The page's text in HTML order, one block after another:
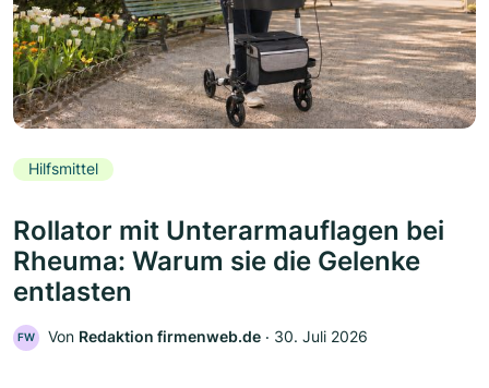
Hilfsmittel
Rollator mit Unterarmauflagen bei
Rheuma: Warum sie die Gelenke
entlasten
FW Von Redaktion firmenweb.de ‧ 30. Juli 2026